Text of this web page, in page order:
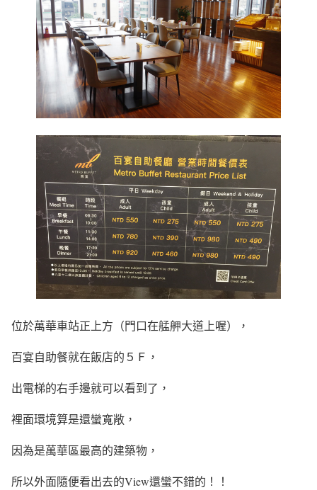
位於萬華車站正上方（門口在艋舺大道上喔），
百宴自助餐就在飯店的５Ｆ，
出電梯的右手邊就可以看到了，
裡面環境算是還蠻寬敞，
因為是萬華區最高的建築物，
所以外面隨便看出去的View還蠻不錯的！！